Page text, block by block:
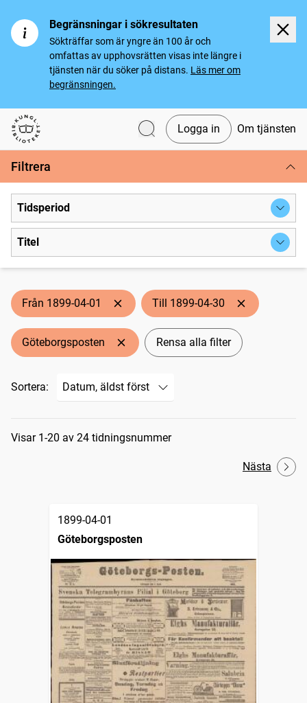
Begränsningar i sökresultaten
Sökträffar som är yngre än 100 år och
omfattas av upphovsrätten visas inte längre i
tjänsten när du söker på distans. Läs mer om
begränsningen.
Svenska tidningar
Logga in Om tjänsten
Filtrera
Tidsperiod
Titel
Från 1899-04-01 Till 1899-04-30
Göteborgsposten Rensa alla filter
Sortera:
Sökresultat
Visar 1-20 av 24 tidningsnummer
Nästa
1899-04-01
Göteborgsposten